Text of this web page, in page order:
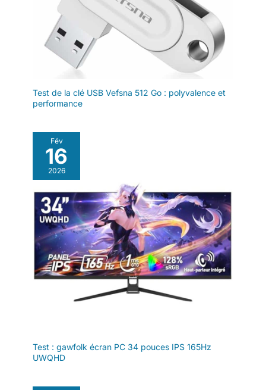
Test de la clé USB Vefsna 512 Go : polyvalence et
performance
Fév
16
2026
Test : gawfolk écran PC 34 pouces IPS 165Hz
UWQHD